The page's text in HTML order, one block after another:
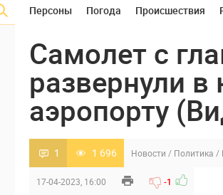
Персоны Погода Происшествия
Самолет с
развернули
аэропорту
1 1 696 Новости / Политика /
17-04-2023, 16:00 -1